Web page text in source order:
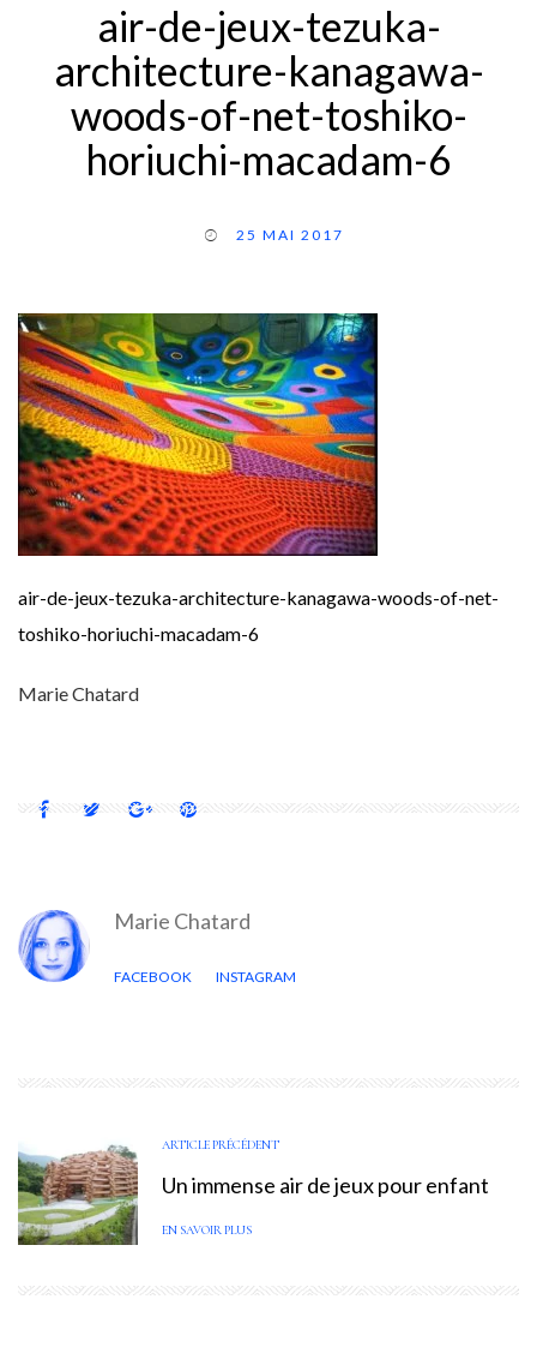
air-de-jeux-tezuka-
architecture-kanagawa-
woods-of-net-toshiko-
horiuchi-macadam-6
25 MAI 2017
air-de-jeux-tezuka-architecture-kanagawa-woods-of-net-
toshiko-horiuchi-macadam-6
Marie Chatard
Marie Chatard
FACEBOOK INSTAGRAM
ARTICLE PRÉCÉDENT
Un immense air de jeux pour enfant
EN SAVOIR PLUS